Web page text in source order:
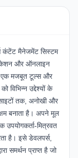
कंटेंट मैनेजमेंट सिस्टम
और ऑनलाइन
एक मजबूत टूल्स और
उद्देश्यों के
तक, अनोखी और
बनाता है। अपने मूल
मित्रवत
है। इसे डेवलपर्स,
समर्थन प्राप्त है जो